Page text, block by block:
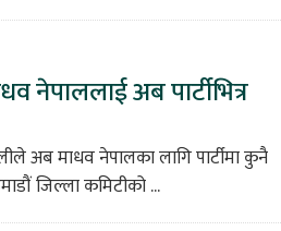
अब पार्टीभित्र
अब माधव नेपालका लागि पार्टीमा कुनै
जिल्ला कमिटीको ...